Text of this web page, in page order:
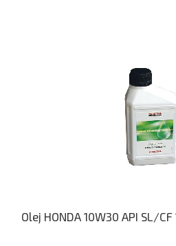
Olej HONDA 10W30 API SL/CF